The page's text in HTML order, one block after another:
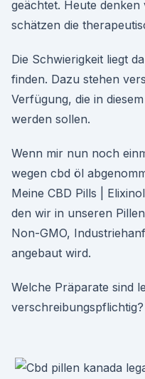
geächtet. Heute
schätzen die
Die Schwierigkeit liegt
finden. Dazu stehen
Verfügung, die in
werden sollen.
Wenn mir nun noch
wegen cbd öl
Meine CBD Pills |
den wir in unseren
Non-GMO,
angebaut wird.
Welche Präparate sind
verschreibungspflichtig?